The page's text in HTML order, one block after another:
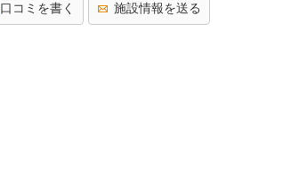
口コミを書く 施設情報を送る